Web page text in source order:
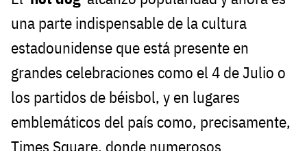
una parte indispensable de la cultura
estadounidense que está presente en
grandes celebraciones como el 4 de Julio o
los partidos de béisbol, y en lugares
emblemáticos del país como, precisamente,
Times Square, donde numerosos